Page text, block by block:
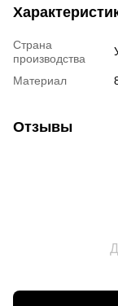
Страна
производства
Материал
Отзывы